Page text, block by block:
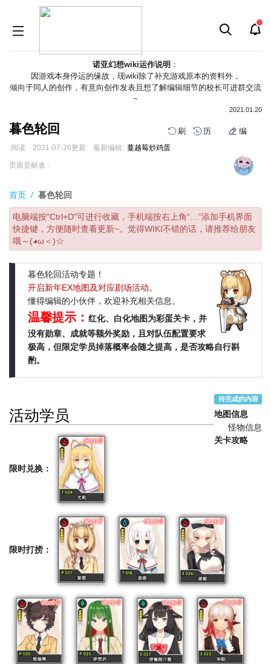
诺亚幻想wiki运作说明 ：
因游戏本身停运的缘故，现wiki除了补充游戏原本的资料外，
倾向于同人的创作，有意向创作发表且想了解编辑细节的校长可进群交流
~
2021.01.20
暮色轮回 刷 历 编
阅读 2021-07-26更新 最新编辑: 蔓越莓炒鸡蛋
跳
航
跳
索
页面贡献者 :
首页 / 暮色轮回
电脑端按"Ctrl+D"可进行收藏，手机端按右上角“…”添加手机界面
快捷键，方便随时查看更新~。觉得WIKI不错的话，请推荐给朋友
哦～(◕ω＜)☆
暮色轮回活动专题！
开启新年EX地图及对应剧场活动。
懂得编辑的小伙伴，欢迎补充相关信息。
温馨提示： 红化、白化地图为彩蛋关卡，并
没有勋章、成就等额外奖励，且对队伍配置要求
极高，但限定学员掉落概率会随之提高，是否攻略自行斟
酌。
待完成的内容
地图信息
怪物信息
关卡攻略
活动学员
限时兑换：
限时打捞：